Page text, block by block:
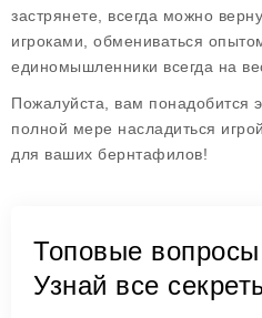
застрянете, всегда можно
игроками, обмениваться
единомышленники всегда на
Пожалуйста, вам понадобится
полной мере насладиться
для ваших бернтафилов!
Топовые
Узнай все